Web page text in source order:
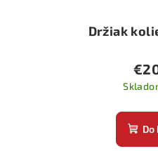
Držiak
Do